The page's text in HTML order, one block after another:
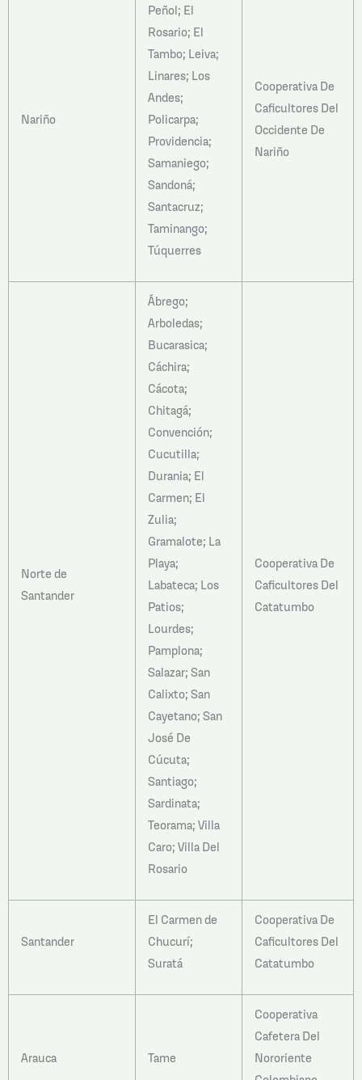
Nariño
Peñol; El
Rosario; El
Tambo; Leiva;
Linares; Los
Andes;
Policarpa;
Providencia;
Samaniego;
Sandoná;
Santacruz;
Taminango;
Túquerres
Cooperativa De
Caficultores Del
Occidente De
Nariño
Norte de
Santander
Ábrego;
Arboledas;
Bucarasica;
Cáchira;
Cácota;
Chitagá;
Convención;
Cucutilla;
Durania; El
Carmen; El
Zulia;
Gramalote; La
Playa;
Labateca; Los
Patios;
Lourdes;
Pamplona;
Salazar; San
Calixto; San
Cayetano; San
José De
Cúcuta;
Santiago;
Sardinata;
Teorama; Villa
Caro; Villa Del
Rosario
Cooperativa De
Caficultores Del
Catatumbo
Santander
El Carmen de
Chucurí;
Suratá
Cooperativa De
Caficultores Del
Catatumbo
Arauca Tame
Cooperativa
Cafetera Del
Nororiente